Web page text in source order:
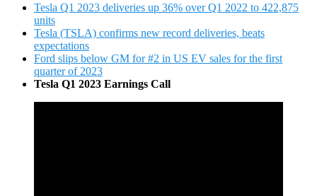
Tesla Q1 2023 deliveries up 36% over Q1 2022 to 422,875
units
Tesla (TSLA) confirms new record deliveries, beats
expectations
Ford slips below GM for #2 in US EV sales for the first
quarter of 2023
Tesla Q1 2023 Earnings Call